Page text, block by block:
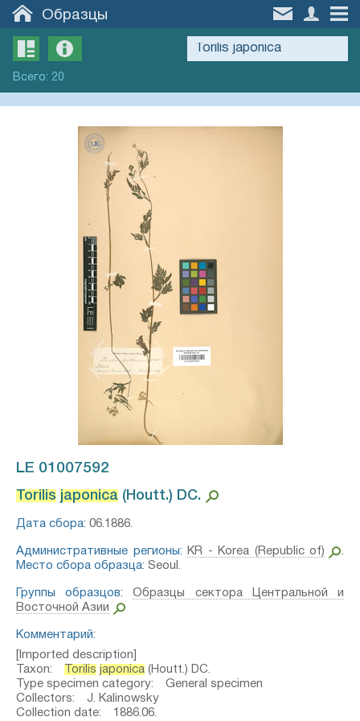
Образцы
Всего: 20
LE 01007592
Torilis japonica (Houtt.) DC.⁣
Дата сбора: 06.1886.
Административные регионы: KR - Korea (Republic of)
.
Место сбора образца: Seoul.
Группы образцов:
Образцы сектора Центральной и
Восточной Азии
Комментарий:
[Imported description]
Taxon:
Torilis japonica (Houtt.) DC.
Type specimen category: General specimen
Collectors: J. Kalinowsky
Collection date: 1886.06.